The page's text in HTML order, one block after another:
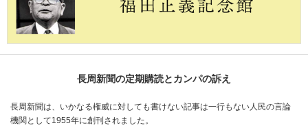
長周新聞の定期購読とカンパの訴え
長周新聞は、いかなる権威に対しても書けない記事は一行もない人民の言論
機関として1955年に創刊されました。